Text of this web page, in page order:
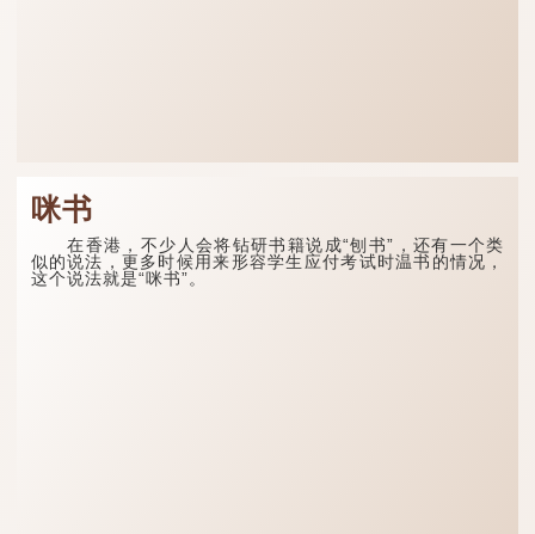
咪书
在香港，不少人会将钻研书籍说成“刨书”，还有一个类
似的说法，更多时候用来形容学生应付考试时温书的情况，
这个说法就是“咪书”。